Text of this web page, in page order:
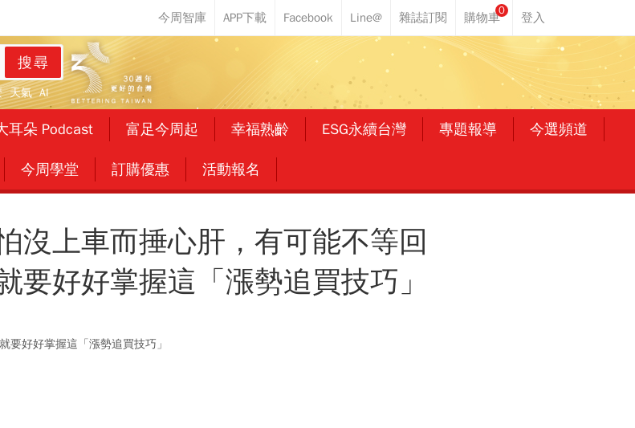
0
搜尋
天氣 AI
耳朵 Podcast 富足今周起 幸福熟齡 ESG永續台灣 專題報導 今選頻道
今周學堂 訂購優惠 活動報名
沒上車而捶心肝，有可能不等回
要好好掌握這「漲勢追買技巧」